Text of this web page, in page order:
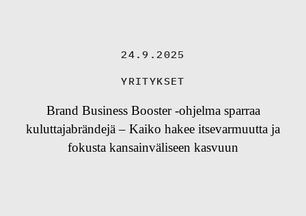
24.9.2025
YRITYKSET
Brand Business Booster -ohjelma sparraa
kuluttajabrändejä – Kaiko hakee itsevarmuutta ja
fokusta kansainväliseen kasvuun